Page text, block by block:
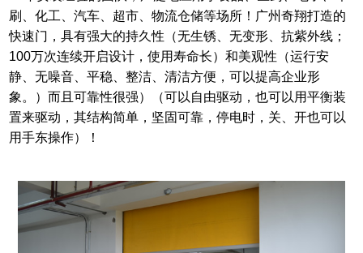
刷、化工、汽车、超市、物流仓储等场所！广州奇翔打造的
快速门，具有强大的持久性（无生锈、无变形、抗紫外线；
100万次连续开启设计，使用寿命长）和美观性（运行安
静、无噪音、平稳、整洁、清洁方便，可以提高企业形
象。）而且可靠性很强）（可以自由驱动，也可以用平衡装
置来驱动，其结构简单，坚固可靠，停电时，关、开也可以
用手东操作）
！